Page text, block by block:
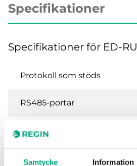
Samtycke Information
Specifikationer
Specifikationer för ED-RU
Protokoll som stöds
RS485-portar
Färg på kåpa
Närvaroknapp